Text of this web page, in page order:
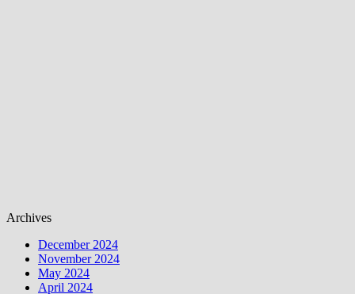
Archives
December 2024
November 2024
May 2024
April 2024